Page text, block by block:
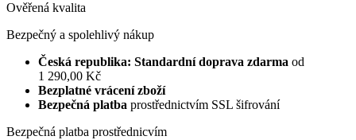
Ověřená kvalita
Bezpečný a spolehlivý nákup
Česká republika: Standardní doprava zdarma od
1 290,00 Kč
Bezplatné vrácení zboží
Bezpečná platba prostřednictvím SSL šifrování
Bezpečná platba prostřednicvím